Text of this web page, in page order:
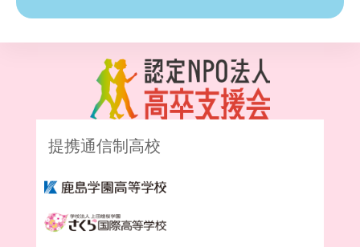
提携通信制高校